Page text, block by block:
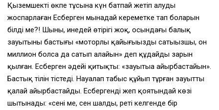
Қыземшектің өкпе тұсына күн батпай жетіп алуды
жоспарлаған Есберген мынадай кереметке тап боларын
білді ме?! Шыны, инедей өтірігі жоқ, осындағы балық
зауытының бастығы «моторлы қайығыңызды сатыңызшы, он
миллион болса да сатып алайын» деп құдайдың зарын
қылған. Есберген әдейі қитықты: «зауытыңа айырбастайын».
Бастық тілін тістеді. Науалап табыс құйып тұрған зауытты
қалай айырбастайды. Есбергенді жеп қоятындай көзі
шытынады: «сені ме, сен шалды, реті келгенде бір